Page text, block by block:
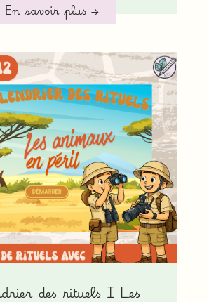
En savoir plus →
des rituels I Les